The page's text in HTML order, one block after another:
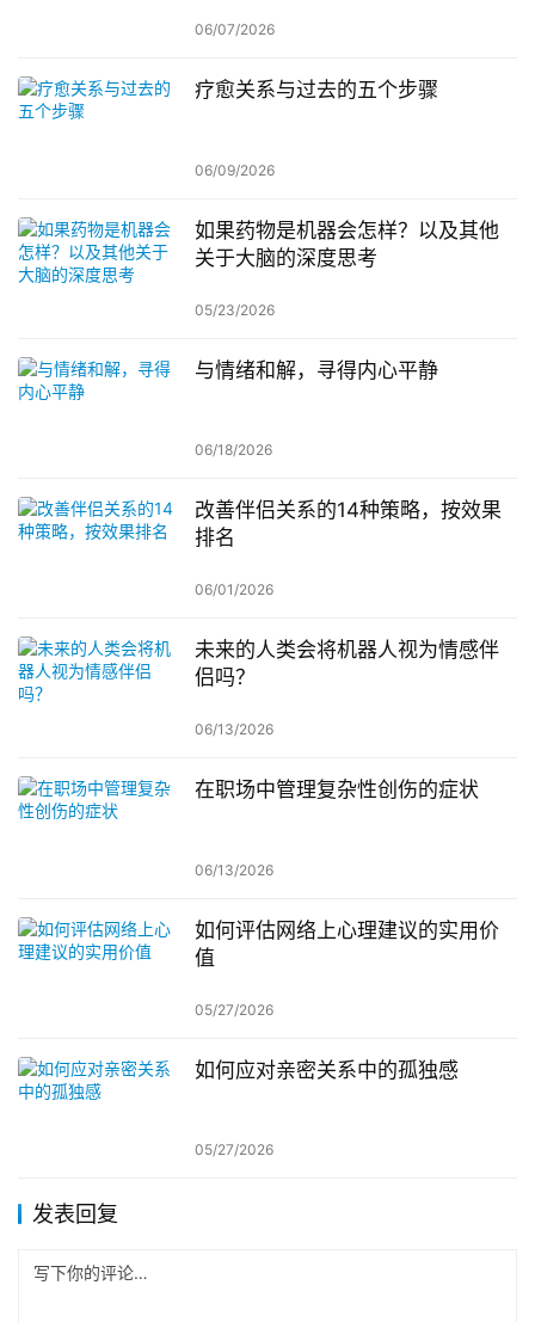
06/07/2026
疗愈关系与过去的五个步骤
06/09/2026
如果药物是机器会怎样？以及其他
关于大脑的深度思考
05/23/2026
与情绪和解，寻得内心平静
06/18/2026
改善伴侣关系的14种策略，按效果
排名
06/01/2026
未来的人类会将机器人视为情感伴
侣吗？
06/13/2026
在职场中管理复杂性创伤的症状
06/13/2026
如何评估网络上心理建议的实用价
值
05/27/2026
如何应对亲密关系中的孤独感
05/27/2026
发表回复